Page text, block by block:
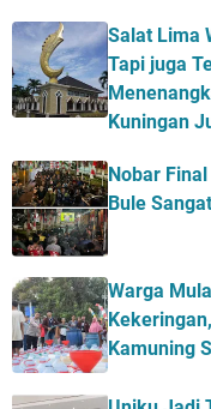
Salat Lima
Tapi juga
Kuningan
Nobar
Bule
Warga
Kamuning